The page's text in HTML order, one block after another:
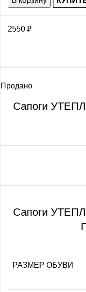
2550 ₽
Продано
Сапоги
Сапоги
РАЗМЕР ОБУВИ